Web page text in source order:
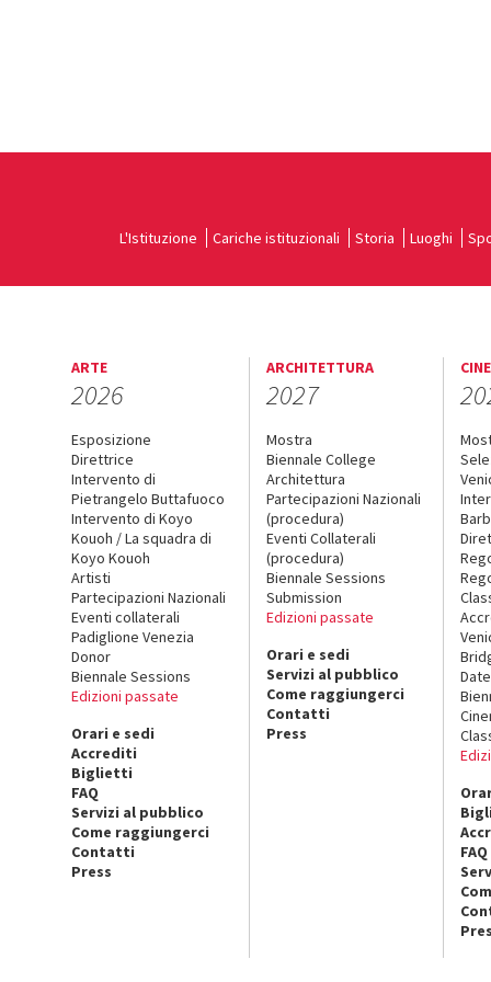
L'Istituzione Cariche istituzionali Storia Luoghi
ARTE
2026
Esposizione
Direttrice
Intervento di
Pietrangelo Buttafuoco
Intervento di Koyo
Kouoh / La squadra di
Koyo Kouoh
Artisti
Partecipazioni Nazionali
Eventi collaterali
Padiglione Venezia
Donor
Biennale Sessions
Edizioni passate
Orari e sedi
Accrediti
Biglietti
FAQ
Servizi al pubblico
Come raggiungerci
Contatti
Press
ARCHITETTURA
2027
Mostra
Biennale College
Architettura
Partecipazioni Nazionali
(procedura)
Eventi Collaterali
(procedura)
Biennale Sessions
Submission
Edizioni passate
Orari e sedi
Servizi al pubblico
Come raggiungerci
Contatti
Press
FAQ